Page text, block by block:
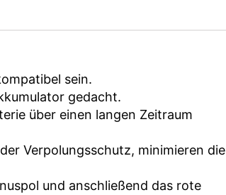
sein.
gedacht.
über einen langen Zeitraum
Verpolungsschutz, minimieren die
und anschließend das rote